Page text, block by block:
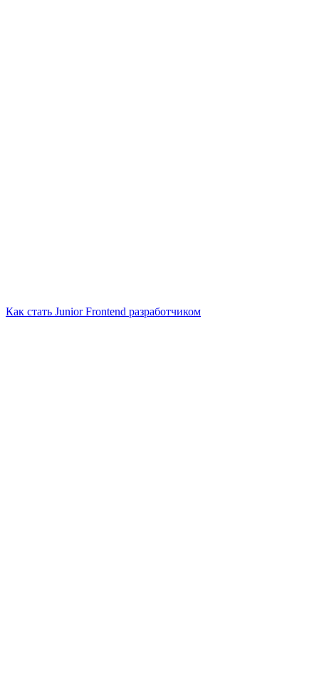
Как стать Junior Frontend разработчиком